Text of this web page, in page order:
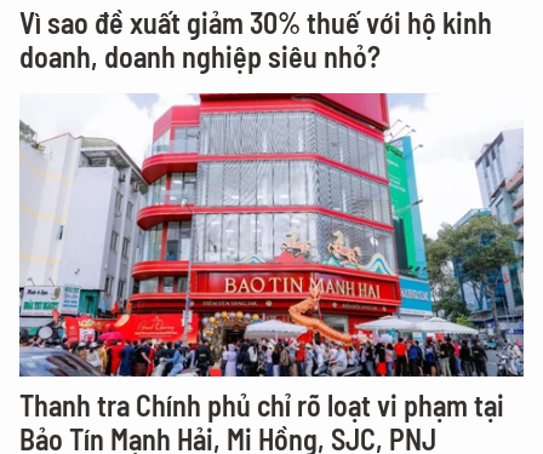
Vì sao đề xuất giảm 30% thuế với hộ kinh
doanh, doanh nghiệp siêu nhỏ?
Thanh tra Chính phủ chỉ rõ loạt vi phạm tại
Bảo Tín Mạnh Hải, Mi Hồng, SJC, PNJ